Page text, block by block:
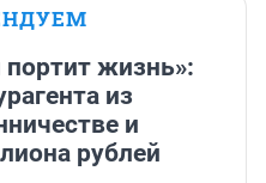
жизнь»:
из
и
рублей